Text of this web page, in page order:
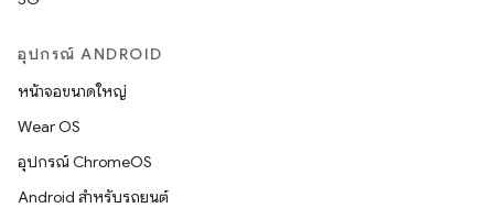
อุปกรณ์ ANDROID
หน้าจอขนาดใหญ่
Wear OS
อุปกรณ์ ChromeOS
Android สำหรับรถยนต์